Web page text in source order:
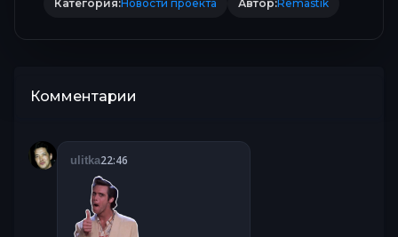
Категория:Новости проекта Автор:Remastik
Комментарии
ulitka22:46